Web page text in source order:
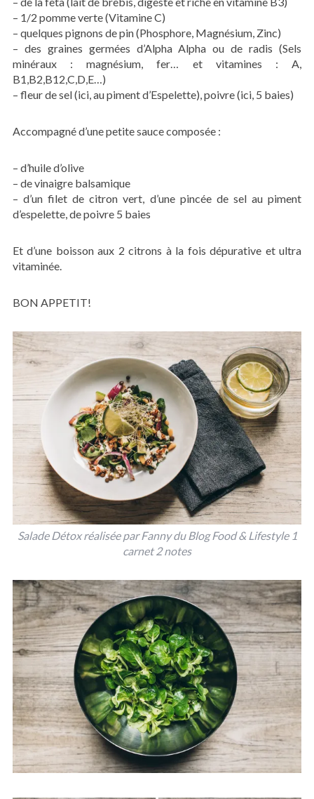
– 1/2 pomme verte (Vitamine C)
– quelques pignons de pin (Phosphore, Magnésium, Zinc)
– des graines germées d’Alpha Alpha ou de radis (Sels
minéraux : magnésium, fer… et vitamines : A,
B1,B2,B12,C,D,E…)
– fleur de sel (ici, au piment d’Espelette), poivre (ici, 5 baies)
Accompagné d’une petite sauce composée :
– d’huile d’olive
– de vinaigre balsamique
– d’un filet de citron vert, d’une pincée de sel au piment
d’espelette, de poivre 5 baies
Et d’une boisson aux 2 citrons à la fois dépurative et ultra
vitaminée.
BON APPETIT!
Salade Détox réalisée par Fanny du Blog Food & Lifestyle 1
carnet 2 notes